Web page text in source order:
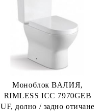
Моноблок ВАЛИЯ,
RIMLESS ICC 7970GEB
UF, долно / задно отичане